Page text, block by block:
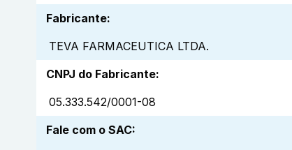
Fabricante:
TEVA FARMACEUTICA LTDA.
CNPJ do Fabricante:
05.333.542/0001-08
Fale com o SAC: